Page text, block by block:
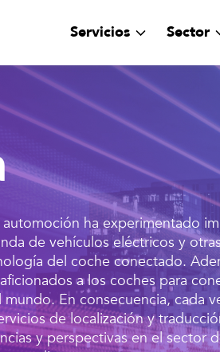
Servicios Sector
ha experimentado
de vehículos eléctricos y
del coche conectado.
a los coches para
En consecuencia, cada
de localización y
y perspectivas en el sector